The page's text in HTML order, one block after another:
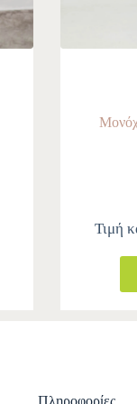
Τιμή